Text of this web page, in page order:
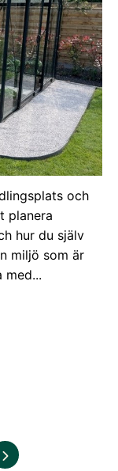
du en
och
planera
hur du själv
miljö som är
med...
Nästa